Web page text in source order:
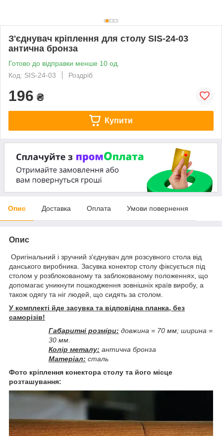
З'єднувач кріплення для столу SIS-24-03
антична бронза
Готово до відправки менше 10 од.
Код: SIS-24-03
Роздріб
196 ₴
Купити
Опис Доставка Оплата Умови повернення
Опис
Оригінальний і зручний з'єднувач для розсувного стола від
данського виробника. Засувка конектор столу фіксується під
столом у розблокованому та заблокованому положеннях, що
допомагає уникнути пошкодження зовнішніх країв виробу, а
також одягу та ніг людей, що сидять за столом.
У комплекті йде засувка та відповідна планка, без
саморізів!
Габаритні розміри: довжина = 70 мм; ширина =
30 мм.
Колір металу: антична бронза
Матеріал: сталь
Фото кріплення конектора столу та його місце
розташування: